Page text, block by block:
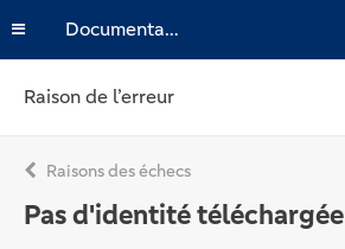
Documentation
Raison de l’erreur
Raisons des échecs
Pas d'identité téléchargée